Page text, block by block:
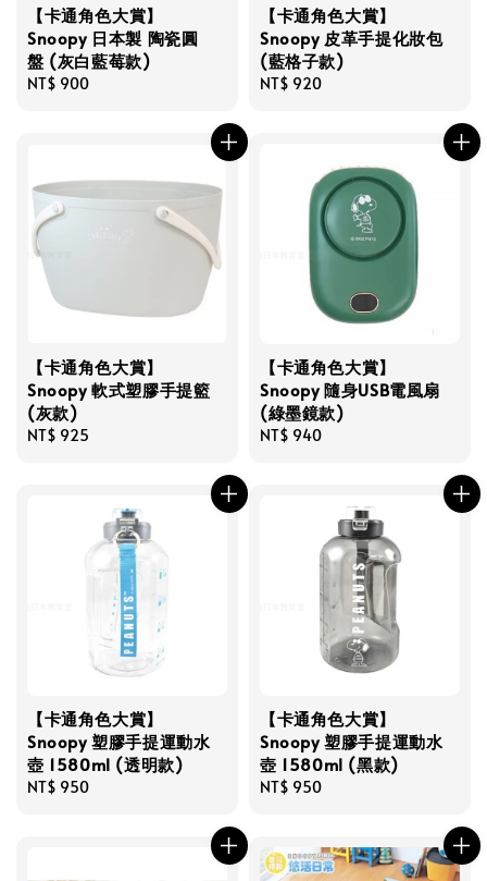
【卡通角色大賞】
Snoopy 日本製 陶瓷圓
盤 (灰白藍莓款)
Regular
NT$ 900
【卡通角色大賞】
Snoopy 皮革手提化妝包
(藍格子款)
Regular
NT$ 920
【卡通角色大賞】
Snoopy 軟式塑膠手提籃
(灰款)
Regular
NT$ 925
【卡通角色大賞】
Snoopy 隨身USB電風扇
(綠墨鏡款)
Regular
NT$ 940
【卡通角色大賞】
Snoopy 塑膠手提運動水
壺 1580ml (透明款)
Regular
NT$ 950
【卡通角色大賞】
Snoopy 塑膠手提運動水
壺 1580ml (黑款)
Regular
NT$ 950